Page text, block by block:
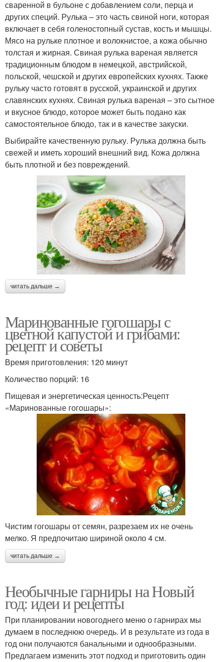
сваренной в бульоне с добавлением соли, перца и
других специй. Рулька – это часть свиной ноги, которая
включает в себя голеностопный сустав, кость и мышцы.
Мясо на рульке плотное и волокнистое, а кожа обычно
толстая и жирная. Свиная рулька вареная является
традиционным блюдом в немецкой, австрийской,
польской, чешской и других европейских кухнях. Также
рульку часто готовят в русской, украинской и других
славянских кухнях. Свиная рулька вареная – это сытное
и вкусное блюдо, которое может быть подано как
самостоятельное блюдо, так и в качестве закуски.
Выбирайте качественную рульку. Рулька должна быть
свежей и иметь хороший внешний вид. Кожа должна
быть плотной и без повреждений.
читать дальше →
Маринованные гогошары с
цветной капустой и грибами:
рецепт и советы
Время приготовления: 120 минут
Количество порций: 16
Пищевая и энергетическая ценность:Рецепт
«Маринованные гогошары»:
Чистим гогошары от семян, разрезаем их не очень
мелко. Я предпочитаю шириной около 4 см.
читать дальше →
Необычные гарниры на Новый
год: идеи и рецепты
При планировании новогоднего меню о гарнирах мы
думаем в последнюю очередь. И в результате из года в
год они получаются банальными и однообразными.
Предлагаем изменить этот подход и приготовить один